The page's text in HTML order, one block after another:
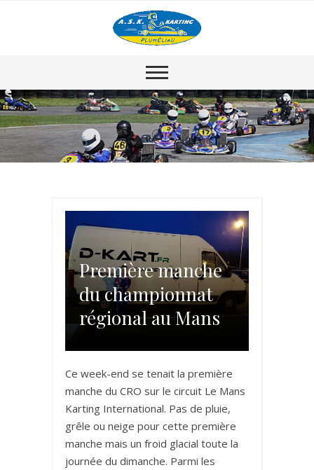
Première manche
du championnat
régional au Mans
Ce week-end se tenait la première
manche du CRO sur le circuit Le Mans
Karting International. Pas de pluie,
grêle ou neige pour cette première
manche mais un froid glacial toute la
journée du dimanche. Parmi les